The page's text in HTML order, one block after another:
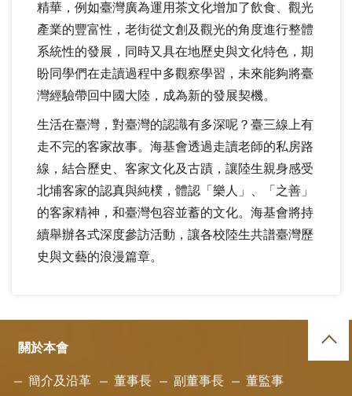
精華，例如臺灣廣為運用茶文化增加了飲食、觀光
產業的豐富性，老街從文創及觀光的角度進行整體
系統性的發展，同時又具在地歷史與文化特色，期
盼同學們在走讀過程中多觀察學習，未來能夠將臺
灣經驗帶回中國大陸，成為新的發展契機。
生活在臺灣，對臺灣的認識有多深呢？臺三線上有
走不完的客家故事。海基會透過走讀老師的私房路
線，結合歷史、客家文化及古蹟，讓陸生親身感受
北埔客家的認真與純樸，體認「樂人」、「之善」
的客家精神，和臺灣包容並蓄的文化。海基會將持
續舉辦各式深度參訪活動，讓各校陸生共譜臺灣歷
史與文藝的浪漫篇章。
關於本會
簡介及沿革 董事長 副董事長 董監事